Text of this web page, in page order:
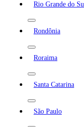
Rio Grande do
Rondônia
Roraima
Santa Catarina
São Paulo